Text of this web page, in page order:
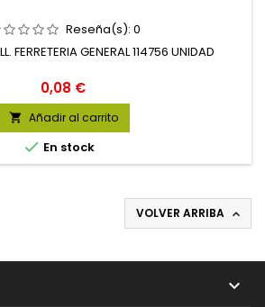
Reseña(s): 0
FERRETERIA GENERAL 114756 UNIDAD
Precio
0,08 €
 Añadir al carrito
 En stock
VOLVER ARRIBA 
